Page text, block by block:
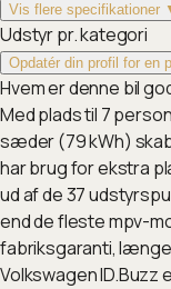
Vis flere specifikationer
Udstyr pr. kategori
Opdatér din profil for en
Hvem er denne bil
Med plads til 7
sæder (79 kWh)
har brug for ekstra
ud af de 37
end de fleste mpv-
fabriksgaranti,
Volkswagen